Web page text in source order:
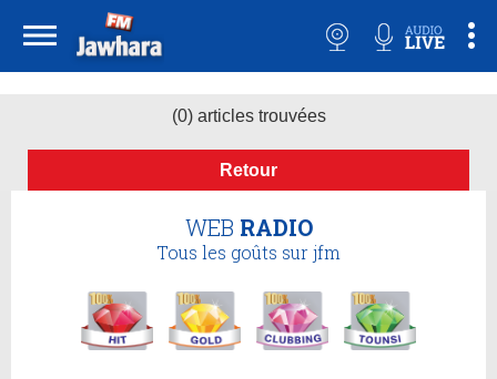
(0) articles trouvées
Retour
WEB RADIO
Tous les goûts sur jfm